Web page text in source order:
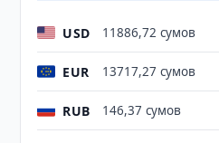
USD 11886,72 сумов
EUR 13717,27 сумов
RUB 146,37 сумов